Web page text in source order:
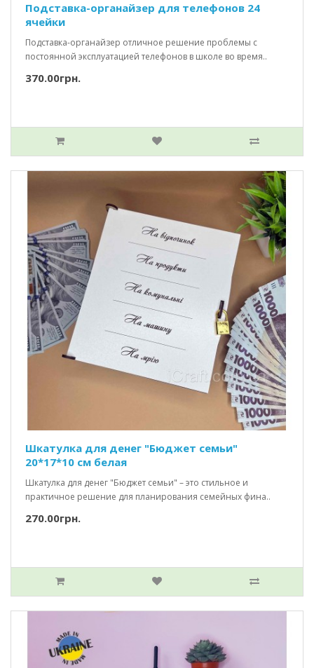
Подставка-органайзер для телефонов 24
ячейки
Подставка-органайзер отличное решение проблемы с
постоянной эксплуатацией телефонов в школе во время..
370.00грн.
Шкатулка для денег "Бюджет семьи"
20*17*10 см белая
Шкатулка для денег "Бюджет семьи" – это стильное и
практичное решение для планирования семейных фина..
270.00грн.